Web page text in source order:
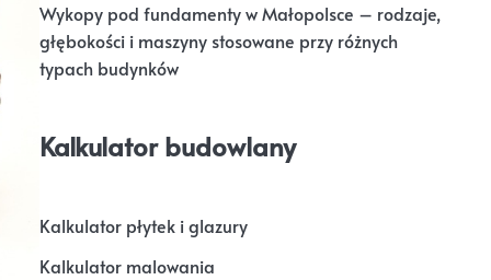
Wykopy pod fundamenty w Małopolsce – rodzaje,
głębokości i maszyny stosowane przy różnych
typach budynków
Kalkulator budowlany
Kalkulator płytek i glazury
Kalkulator malowania